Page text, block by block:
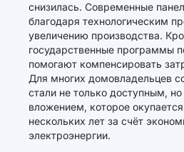
снизилась. Современные
благодаря технологическим
увеличению производства.
государственные программы
помогают компенсировать
Для многих домовладельцев
стали не только доступным,
вложением, которое
нескольких лет за счёт
электроэнергии.